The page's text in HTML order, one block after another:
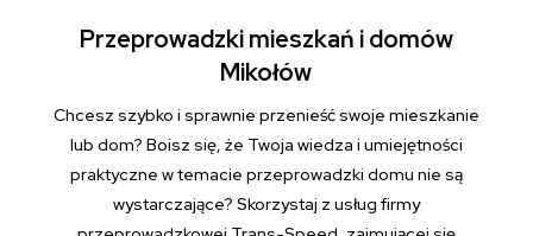
Przeprowadzki mieszkań i domów
Mikołów
Chcesz szybko i sprawnie przenieść swoje mieszkanie
lub dom? Boisz się, że Twoja wiedza i umiejętności
praktyczne w temacie przeprowadzki domu nie są
wystarczające? Skorzystaj z usług firmy